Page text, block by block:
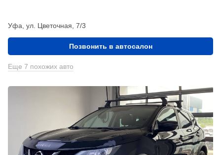
Уфа, ул. Цветочная, 7/3
Позвонить в автосалон
Еще 7 похожих авто